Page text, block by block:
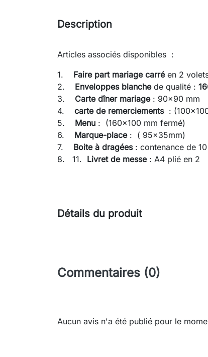
Description
Articles associés disponibles :
1.
Faire part mariage carréen 2
2.
Enveloppes blanchede qualité :
3.
Carte dîner mariage: 90x90 mm
4.
carte de remerciements :
5.
Menu : (160x100 mm fermé)
6. Marque-place: ( 95x35mm)
7. Boite à dragées: contenance de
8. 11. Livret de messe: A4 plié en 2
Détails du produit
Commentaires (0)
Aucun avis n'a été publié pour le